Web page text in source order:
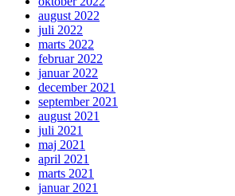
august 2022
juli 2022
marts 2022
februar 2022
januar 2022
december 2021
september 2021
august 2021
juli 2021
maj 2021
april 2021
marts 2021
januar 2021